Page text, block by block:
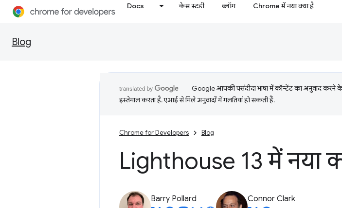
Docs केस स्टडी ब्लॉग Chrome में नया क्या है
Blog
Google आपकी पसंदीदा भाषा में कॉन्टेंट का अनुवाद करने
इस्तेमाल करता है. एआई से मिले अनुवादों में गलतियां हो सकती हैं.
Chrome for Developers Blog
Lighthouse 13 में नया
Barry Pollard Connor Clark